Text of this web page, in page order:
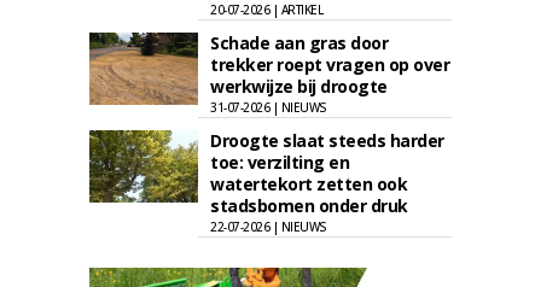
20-07-2026 | ARTIKEL
Schade aan gras door
trekker roept vragen op over
werkwijze bij droogte
31-07-2026 | NIEUWS
Droogte slaat steeds harder
toe: verzilting en
watertekort zetten ook
stadsbomen onder druk
22-07-2026 | NIEUWS